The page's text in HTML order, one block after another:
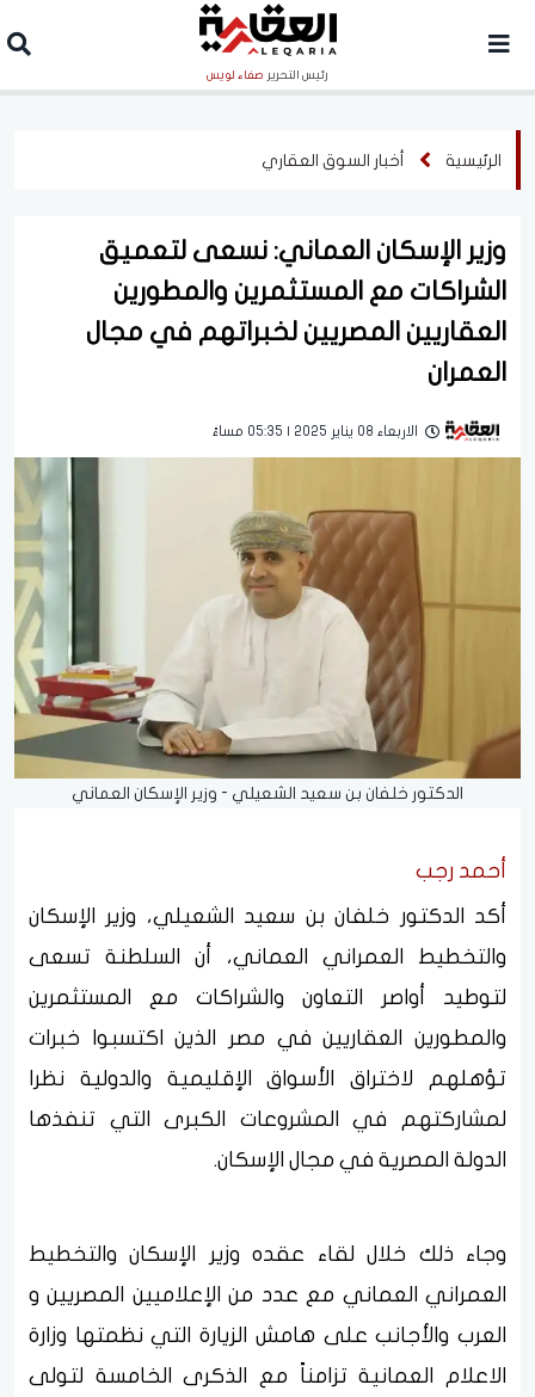
رئيس التحرير صفاء لويس
الرئيسية أخبار السوق العقاري
‏وزير الإسكان العماني: نسعى لتعميق
الشراكات مع المستثمرين والمطورين
العقاريين المصريين لخبراتهم في مجال
العمران
الاربعاء 08 يناير 2025 | 05:35 مساءً
الدكتور خلفان بن سعيد الشعيلي - وزير الإسكان العماني
أحمد رجب
أكد الدكتور خلفان بن سعيد الشعيلي، وزير الإسكان
والتخطيط العمراني العماني، أن السلطنة تسعى
لتوطيد أواصر التعاون والشراكات مع المستثمرين
والمطورين العقاريين في مصر الذين اكتسبوا خبرات
تؤهلهم لاختراق الأسواق الإقليمية والدولية نظرا
لمشاركتهم في المشروعات الكبرى التي تنفذها
الدولة المصرية في مجال الإسكان.
وجاء ذلك خلال لقاء عقده وزير الإسكان والتخطيط
العمراني العماني مع عدد من الإعلاميين المصريين و
العرب والأجانب على هامش الزيارة التي نظمتها وزارة
الاعلام العمانية تزامناً مع الذكرى الخامسة لتولى